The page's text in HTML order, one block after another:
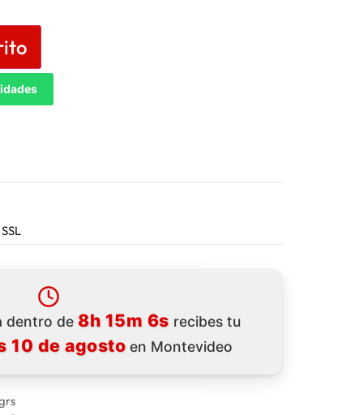
dentro de 8h 15m 4s recibes tu
10 de agosto en Montevideo